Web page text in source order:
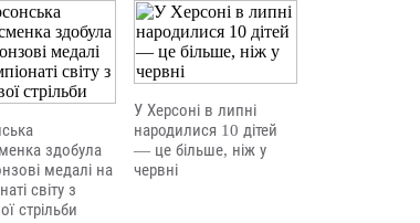
здобула
медалі на
світу з
стрільби
У Херсоні в липні
народилися 10 дітей
— це більше, ніж у
червні